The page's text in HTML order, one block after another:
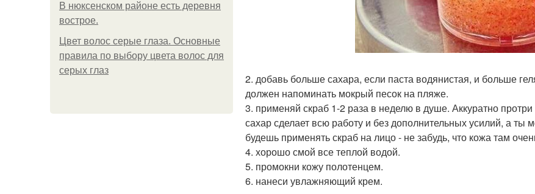
В нюксенском районе есть деревня
вострое.
Цвет волос серые глаза. Основные
правила по выбору цвета волос для
серых глаз
2. добавь больше сахара, если паста водянистая, и больше
должен напоминать мокрый песок на пляже.
3. применяй скраб 1-2 раза в неделю в душе. Аккуратно
сахар сделает всю работу и без дополнительных усилий, а
будешь применять скраб на лицо - не забудь, что кожа там
4. хорошо смой все теплой водой.
5. промокни кожу полотенцем.
6. нанеси увлажняющий крем.